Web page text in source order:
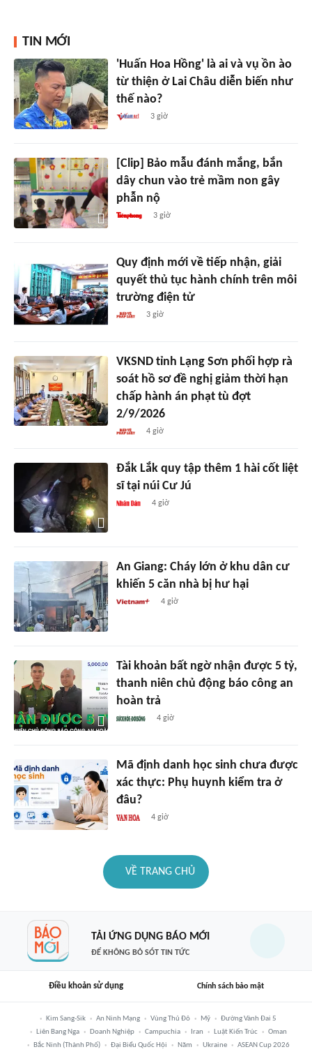
TIN MỚI
'Huấn Hoa Hồng' là ai và vụ ồn ào
từ thiện ở Lai Châu diễn biến như
thế nào?
3 giờ
[Clip] Bảo mẫu đánh mắng, bắn
dây chun vào trẻ mầm non gây
phẫn nộ
3 giờ
Quy định mới về tiếp nhận, giải
quyết thủ tục hành chính trên môi
trường điện tử
3 giờ
VKSND tỉnh Lạng Sơn phối hợp rà
soát hồ sơ đề nghị giảm thời hạn
chấp hành án phạt tù đợt
2/9/2026
4 giờ
Đắk Lắk quy tập thêm 1 hài cốt liệt
sĩ tại núi Cư Jú
4 giờ
An Giang: Cháy lớn ở khu dân cư
khiến 5 căn nhà bị hư hại
4 giờ
Tài khoản bất ngờ nhận được 5 tỷ,
thanh niên chủ động báo công an
hoàn trả
4 giờ
Mã định danh học sinh chưa được
xác thực: Phụ huynh kiểm tra ở
đâu?
4 giờ
VỀ TRANG CHỦ
TẢI ỨNG DỤNG BÁO MỚI
ĐỂ KHÔNG BỎ SÓT TIN TỨC
Điều khoản sử dụng Chính sách bảo mật
Kim Sang-Sik An Ninh Mạng Vùng Thủ Đô Mỹ
Đường Vành Đai 5
Liên Bang Nga
Doanh Nghiệp Campuchia Iran Luật Kiến Trúc
Oman
Bắc Ninh (thành Phố)
Đại Biểu Quốc Hội Năm Ukraine ASEAN Cup 2026